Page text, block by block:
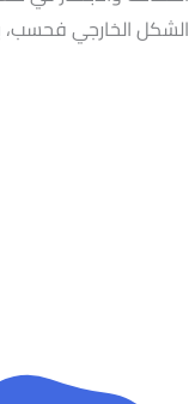
الشكل الخارجي فحسب،